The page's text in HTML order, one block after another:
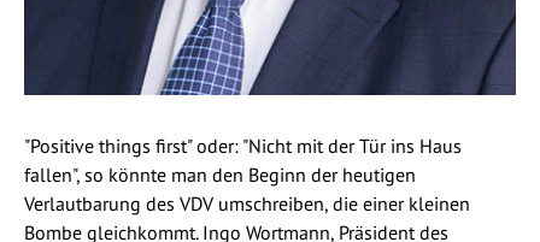
"Positive things first" oder: "Nicht mit der Tür ins Haus
fallen", so könnte man den Beginn der heutigen
Verlautbarung des VDV umschreiben, die einer kleinen
Bombe gleichkommt. Ingo Wortmann, Präsident des